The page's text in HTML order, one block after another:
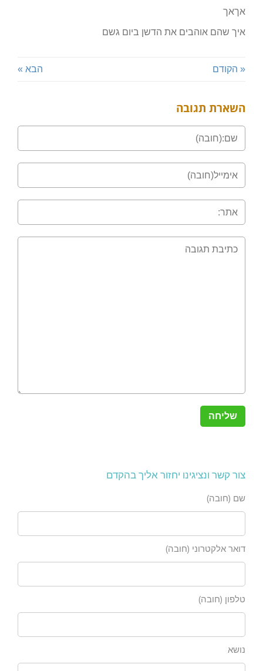
אךאך
איך שהם אוהבים את הדשן ביום גשם
« הקודם הבא »
השארת תגובה
צור קשר ונציגינו יחזור אליך בהקדם
שם (חובה)
דואר אלקטרוני (חובה)
טלפון (חובה)
נושא